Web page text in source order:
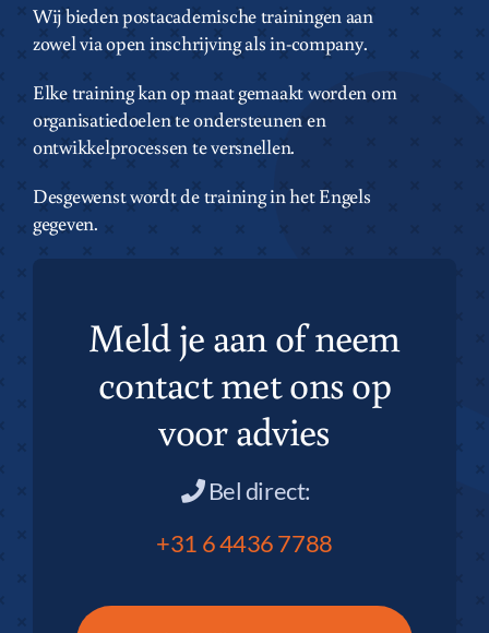
Wij bieden postacademische trainingen aan
zowel via open inschrijving als in-company.
Elke training kan op maat gemaakt worden om
organisatiedoelen te ondersteunen en
ontwikkelprocessen te versnellen.
Desgewenst wordt de training in het Engels
gegeven.
Meld je aan of neem
contact met ons op
voor advies
Bel direct:
+31 6 4436 7788